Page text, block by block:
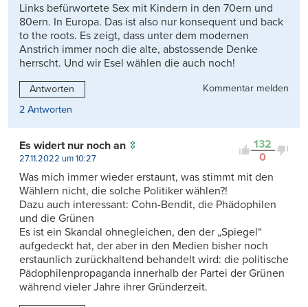
Links befürwortete Sex mit Kindern in den 70ern und
80ern. In Europa. Das ist also nur konsequent und back
to the roots. Es zeigt, dass unter dem modernen
Anstrich immer noch die alte, abstossende Denke
herrscht. Und wir Esel wählen die auch noch!
Antworten
Kommentar melden
2 Antworten
132
0
Es widert nur noch an
27.11.2022 um 10:27
Was mich immer wieder erstaunt, was stimmt mit den
Wählern nicht, die solche Politiker wählen?!
Dazu auch interessant: Cohn-Bendit, die Phädophilen
und die Grünen
Es ist ein Skandal ohnegleichen, den der „Spiegel“
aufgedeckt hat, der aber in den Medien bisher noch
erstaunlich zurückhaltend behandelt wird: die politische
Pädophilenpropaganda innerhalb der Partei der Grünen
während vieler Jahre ihrer Gründerzeit.